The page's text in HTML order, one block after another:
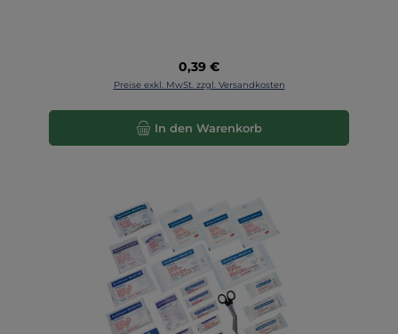
Regulärer Preis:
0,39 €
Preise exkl. MwSt. zzgl. Versandkosten
In den Warenkorb